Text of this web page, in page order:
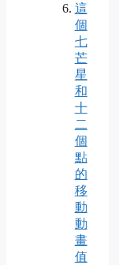
這
個
七
芒
星
和
十
二
個
點
的
移
動
動
畫
值